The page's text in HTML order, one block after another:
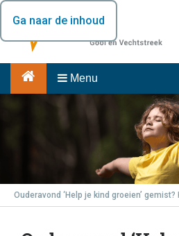
Ga naar de inhoud
Menu
Ouderavond ‘Help je kind groeien’